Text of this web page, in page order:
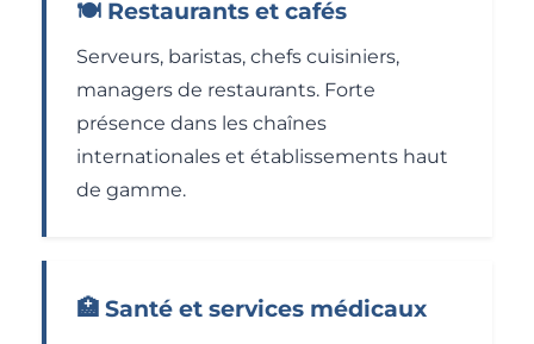
🍽️ Restaurants et cafés
Serveurs, baristas, chefs cuisiniers,
managers de restaurants. Forte
présence dans les chaînes
internationales et établissements haut
de gamme.
🏥 Santé et services médicaux